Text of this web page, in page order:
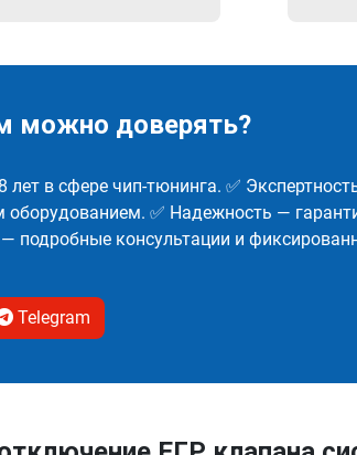
можно доверять?
лет в сфере чип-тюнинга. ✅
оборудованием. ✅ Надежность —
подробные консультации и
Telegram